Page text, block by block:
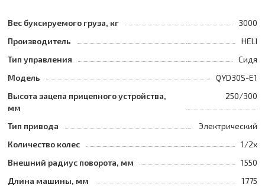
Вес буксируемого груза, кг
3000
Производитель
HELI
Тип управления
Сидя
Модель
QYD30S-E1
Высота зацепа прицепного устройства,
мм
250/300
Тип привода
Электрический
Количество колес
1/2x
Внешний радиус поворота, мм
1550
Длина машины, мм
1775